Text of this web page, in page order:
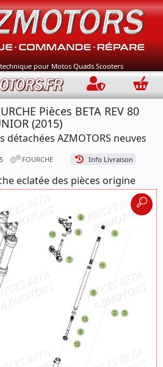
pour Motos Quads Scooters
Connection
Pièces BETA REV 80
(2015)
détachées AZMOTORS neuves
FOURCHE Info Livraison
eclatée des pièces origine